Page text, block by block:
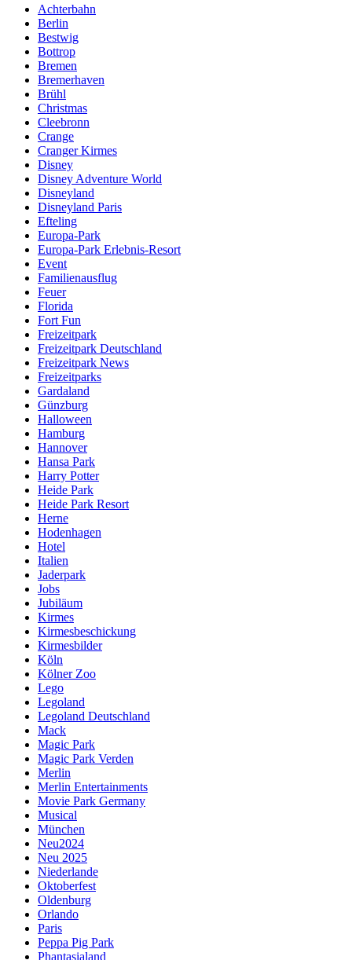
Achterbahn
Berlin
Bestwig
Bottrop
Bremen
Bremerhaven
Brühl
Christmas
Cleebronn
Crange
Cranger Kirmes
Disney
Disney Adventure World
Disneyland
Disneyland Paris
Efteling
Europa-Park
Europa-Park Erlebnis-Resort
Event
Familienausflug
Feuer
Florida
Fort Fun
Freizeitpark
Freizeitpark Deutschland
Freizeitpark News
Freizeitparks
Gardaland
Günzburg
Halloween
Hamburg
Hannover
Hansa Park
Harry Potter
Heide Park
Heide Park Resort
Herne
Hodenhagen
Hotel
Italien
Jaderpark
Jobs
Jubiläum
Kirmes
Kirmesbeschickung
Kirmesbilder
Köln
Kölner Zoo
Lego
Legoland
Legoland Deutschland
Mack
Magic Park
Magic Park Verden
Merlin
Merlin Entertainments
Movie Park Germany
Musical
München
Neu2024
Neu 2025
Niederlande
Oktoberfest
Oldenburg
Orlando
Paris
Peppa Pig Park
Phantasialand